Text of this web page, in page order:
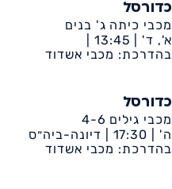
כדורסל
מכבי כיתה ג' בנים
א', ד' | 13:45 |
דיונה-ביה״ס שקד
בהדרכת: מכבי אשדוד
כדורסל
מכבי גילים 4-6
ה' | 17:30 |
דיונה-ביה״ס
שקד
בהדרכת: מכבי אשדוד